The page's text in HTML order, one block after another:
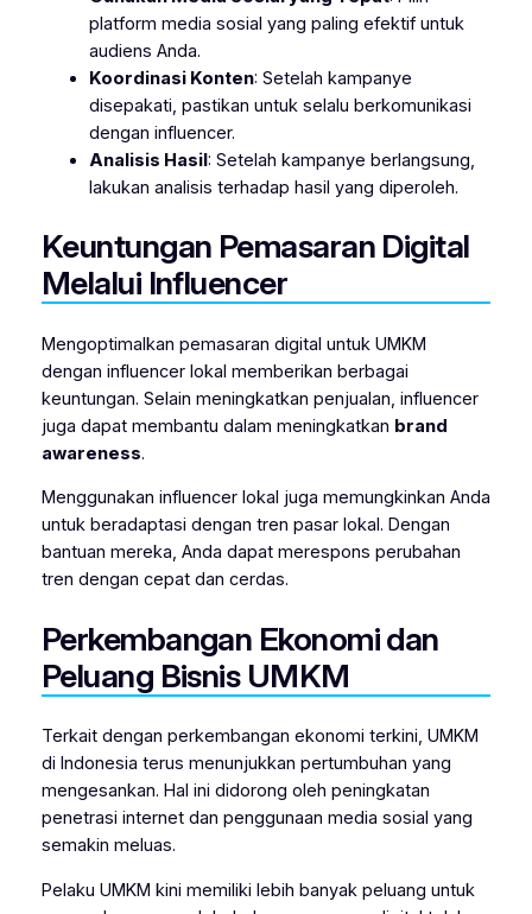
platform media sosial yang paling efektif untuk
audiens Anda.
Koordinasi Konten: Setelah kampanye
disepakati, pastikan untuk selalu berkomunikasi
dengan influencer.
Analisis Hasil: Setelah kampanye berlangsung,
lakukan analisis terhadap hasil yang diperoleh.
Keuntungan Pemasaran Digital
Melalui Influencer
Mengoptimalkan pemasaran digital untuk UMKM
dengan influencer lokal memberikan berbagai
keuntungan. Selain meningkatkan penjualan, influencer
juga dapat membantu dalam meningkatkan brand
awareness.
Menggunakan influencer lokal juga memungkinkan Anda
untuk beradaptasi dengan tren pasar lokal. Dengan
bantuan mereka, Anda dapat merespons perubahan
tren dengan cepat dan cerdas.
Perkembangan Ekonomi dan
Peluang Bisnis UMKM
Terkait dengan perkembangan ekonomi terkini, UMKM
di Indonesia terus menunjukkan pertumbuhan yang
mengesankan. Hal ini didorong oleh peningkatan
penetrasi internet dan penggunaan media sosial yang
semakin meluas.
Pelaku UMKM kini memiliki lebih banyak peluang untuk